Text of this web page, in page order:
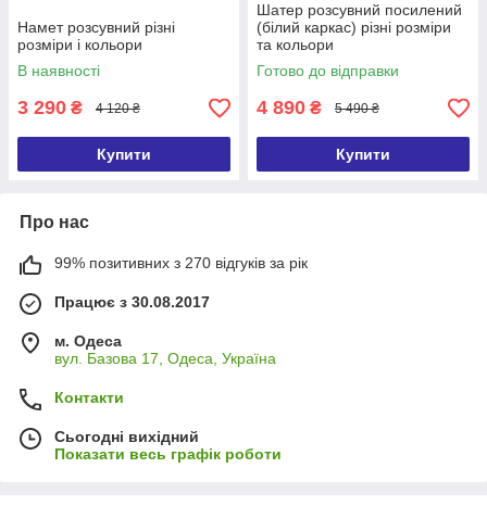
Намет розсувний різні
розміри і кольори
В наявності
3 290 ₴ 4 120 ₴
Купити
Шатер розсувний посилений
(білий каркас) різні розміри
та кольори
Готово до відправки
4 890 ₴ 5 490 ₴
Купити
Про нас
99% позитивних з 270 відгуків за рік
Працює з 30.08.2017
м. Одеса
вул. Базова 17, Одеса, Україна
Контакти
Сьогодні вихідний
Показати весь графік роботи